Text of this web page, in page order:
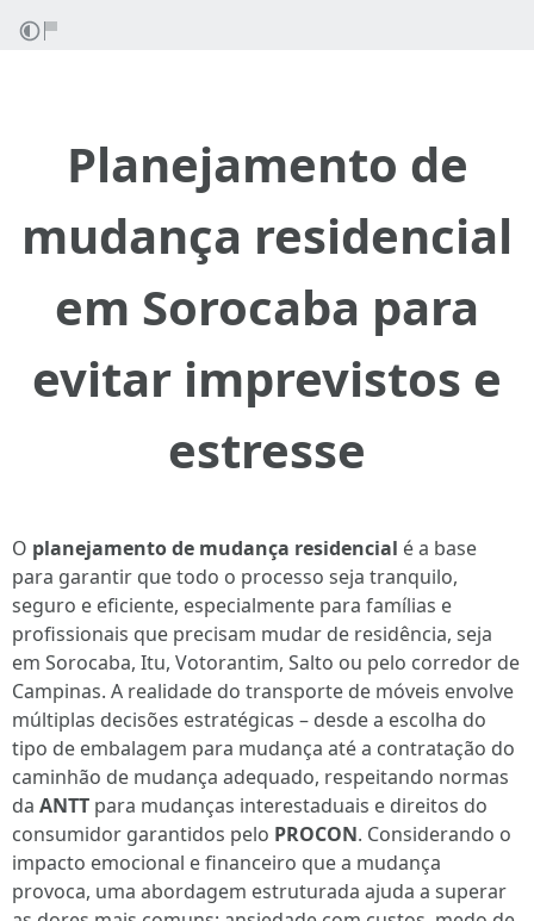
Planejamento de
mudança residencial
em Sorocaba para
evitar imprevistos e
estresse
O planejamento de mudança residencial é a base
para garantir que todo o processo seja tranquilo,
seguro e eficiente, especialmente para famílias e
profissionais que precisam mudar de residência, seja
em Sorocaba, Itu, Votorantim, Salto ou pelo corredor de
Campinas. A realidade do transporte de móveis envolve
múltiplas decisões estratégicas – desde a escolha do
tipo de embalagem para mudança até a contratação do
caminhão de mudança adequado, respeitando normas
da ANTT para mudanças interestaduais e direitos do
consumidor garantidos pelo PROCON. Considerando o
impacto emocional e financeiro que a mudança
provoca, uma abordagem estruturada ajuda a superar